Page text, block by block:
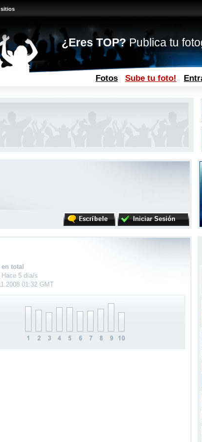
sitios
¿Eres TOP?Publica tu
Fotos Sube tu foto!
Iniciar Sesión
total
5 día/s
01:32 GMT